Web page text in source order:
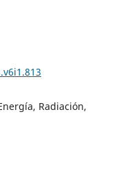
Radiación,